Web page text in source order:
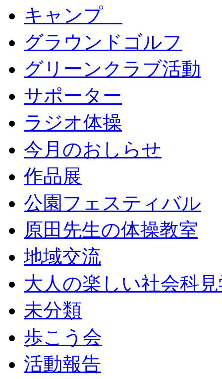
キャンプ
グラウンドゴルフ
グリーンクラブ活動
サポーター
ラジオ体操
今月のおしらせ
作品展
公園フェスティバル
原田先生の体操教室
地域交流
大人の楽しい社会科
未分類
歩こう会
活動報告